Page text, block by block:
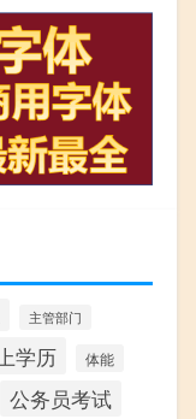
主管部门
学历 体能
公务员考试